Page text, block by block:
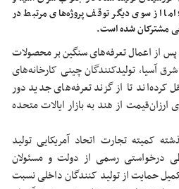
اما از سوی دیگر توقف پروژه‌های مرتبط در
مشترکان شده است.
پس از اعمال تعرفه‌های سنگین بر محصولات
آسیا، تولیدکنندگان چینی کارخانه‌های
کرده‌اند تا از گزند تعرفه‌های جدید دور
از هند به بازار ایالات متحده
کمیته تجارت اتحاد آمریکایی تولید
درخواستی رسمی از دولت و مسئولان
حمایت از تولید کنندگان داخلی نسبت